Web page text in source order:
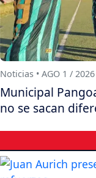
Noticias • AGO 1 / 2026
Municipal
no se sacan